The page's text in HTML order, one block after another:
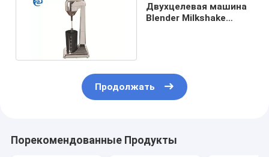
Двухцелевая машина
Blender Milkshake
Продолжать
Порекомендованные Продукты